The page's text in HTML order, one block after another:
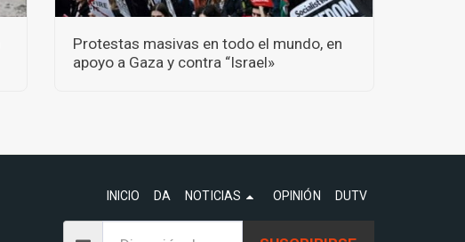
Protestas masivas en todo el mundo, en
apoyo a Gaza y contra “Israel»
INICIO DA NOTICIAS OPINIÓN DUTV